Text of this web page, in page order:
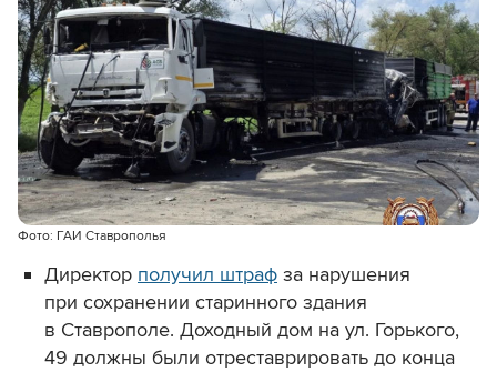
Фото: ГАИ Ставрополья
Директор получил штраф за нарушения
при сохранении старинного здания
в Ставрополе. Доходный дом на ул. Горького,
49 должны были отреставрировать до конца